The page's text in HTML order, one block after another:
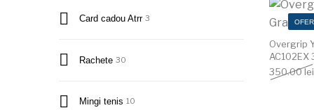
Card cadou Atrr 3
Rachete 30
Mingi tenis 10
Overgrip
AC102EX
350.00lei